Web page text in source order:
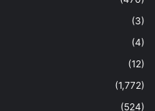
(3)
(4)
(12)
(1,772)
(524)